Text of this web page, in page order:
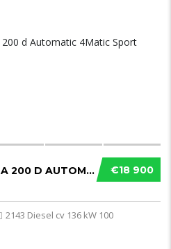
€18 900
MERCEDES – CLASSE A – A 200 D AUTOMATIC 4MATIC SPORT
2143 Diesel cv 136 kW 100